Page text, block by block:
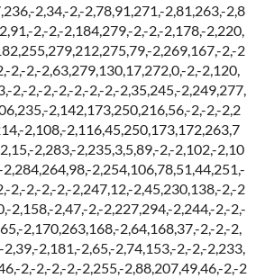
2,34,-2,-2,78,91,271,-2,81,263,-2,8
2,-2,-2,184,279,-2,-2,-2,178,-2,220,
2,269,167,-2,-2
2,-2,-2,63,279,130,17,272,0,-2,-2,120,
2,-2,-2,-2,-2,-2,-2,-2,35,245,-2,249,277,
2,142,173,250,216,56,-2,-2,-2,2
2,108,-2,116,45,250,173,172,263,7
2,283,-2,235,3,5,89,-2,-2,102,-2,10
2,254,106,78,51,44,251,-
2,-2,-2,-2,-2,247,12,-2,45,230,138,-2,-2
2,158,-2,47,-2,-2,227,294,-2,244,-2,-2,-
2,170,263,168,-2,64,168,37,-2,-2,-2,
2,39,-2,181,-2,65,-2,74,153,-2,-2,-2,233,
2,-2,-2,-2,-2,255,-2,88,207,49,46,-2,-2